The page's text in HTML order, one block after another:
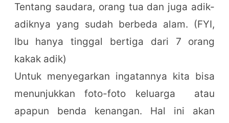
Tentang saudara, orang tua dan juga adik-
adiknya yang sudah berbeda alam. (FYI,
Ibu hanya tinggal bertiga dari 7 orang
kakak adik)
Untuk menyegarkan ingatannya kita bisa
menunjukkan foto-foto keluarga atau
apapun benda kenangan. Hal ini akan